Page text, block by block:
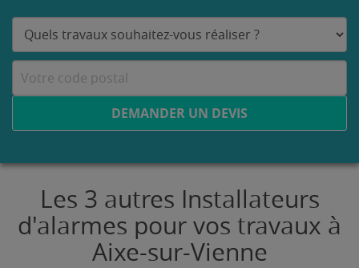
DEMANDER UN DEVIS
Les 3 autres Installateurs
d'alarmes pour vos travaux à
Aixe-sur-Vienne